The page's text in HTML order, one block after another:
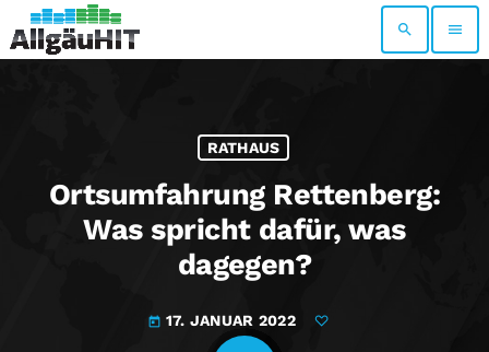
search menu
RATHAUS
Ortsumfahrung Rettenberg:
Was spricht dafür, was
dagegen?
today 17. JANUAR 2022